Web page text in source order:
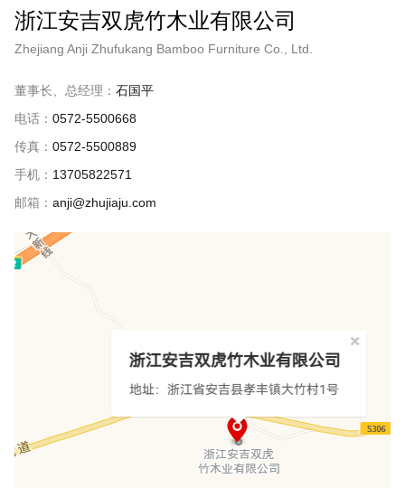
浙江安吉双虎竹木业有限公司
Zhejiang Anji Zhufukang Bamboo Furniture Co., Ltd.
董事长、总经理： 石国平
电话： 0572-5500668
传真： 0572-5500889
手机： 13705822571
邮箱： anji@zhujiaju.com